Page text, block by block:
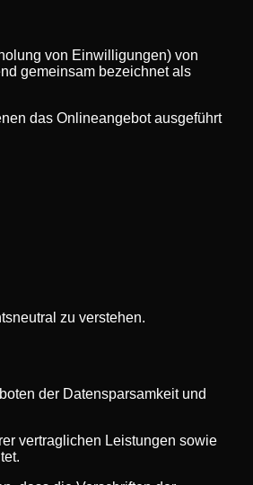
von Einwilligungen) von
gemeinsam bezeichnet als
das Onlineangebot ausgeführt
zu verstehen.
der Datensparsamkeit und
vertraglichen Leistungen sowie